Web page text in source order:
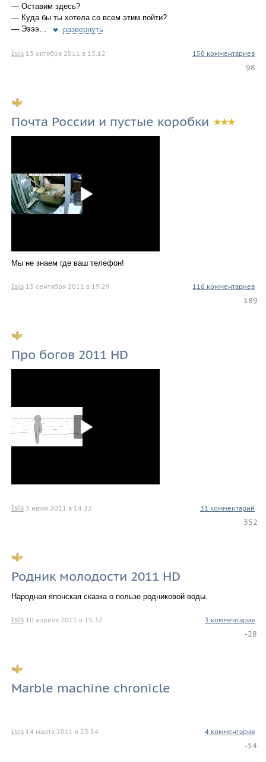
— Оставим здесь?
— Куда бы ты хотела со всем этим пойти?
— Ээээ…
развернуть
Isis 13 октября 2011 в 13.12 150 комментариев
98
Почта России и пустые коробки
Мы не знаем где ваш телефон!
Isis 13 сентября 2011 в 19.29 116 комментариев
189
Про богов 2011 HD
Isis 3 июля 2011 в 14.22 31 комментарий
352
Родник молодости 2011 HD
Народная японская сказка о пользе родниковой воды.
Isis 10 апреля 2011 в 15.32 3 комментария
-28
Marble machine chronicle
Isis 14 марта 2011 в 23.54 4 комментария
-14